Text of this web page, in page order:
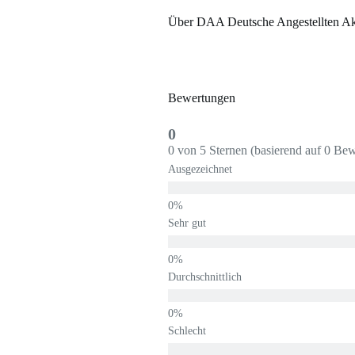
Über DAA Deutsche Angestellten
Bewertungen
0
0 von 5 Sternen (basierend auf 0
Ausgezeichnet
Sehr gut
Durchschnittlich
Schlecht